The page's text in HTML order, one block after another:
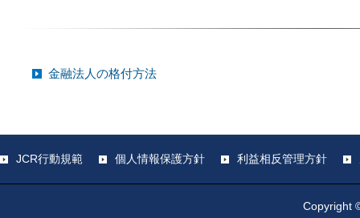
金融法人の格付方法
JCR行動規範 個人情報保護方針 利益相反管理方針
Copyright